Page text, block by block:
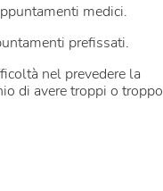
medici.
prefissati.
nel prevedere la
di avere troppi o troppo